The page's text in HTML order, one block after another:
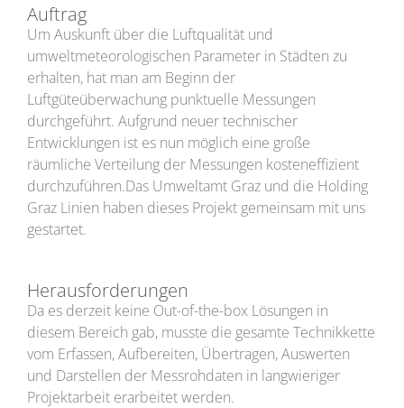
Auftrag
Um Auskunft über die Luftqualität und
umweltmeteorologischen Parameter in Städten zu
erhalten, hat man am Beginn der
Luftgüteüberwachung punktuelle Messungen
durchgeführt. Aufgrund neuer technischer
Entwicklungen ist es nun möglich eine große
räumliche Verteilung der Messungen kosteneffizient
durchzuführen.Das Umweltamt Graz und die Holding
Graz Linien haben dieses Projekt gemeinsam mit uns
gestartet.
Herausforderungen
Da es derzeit keine Out-of-the-box Lösungen in
diesem Bereich gab, musste die gesamte Technikkette
vom Erfassen, Aufbereiten, Übertragen, Auswerten
und Darstellen der Messrohdaten in langwieriger
Projektarbeit erarbeitet werden.